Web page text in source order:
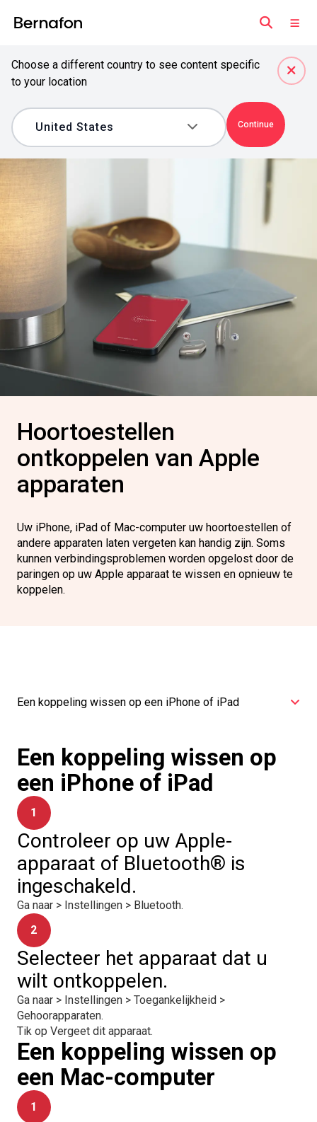
Choose a different country to see content specific
to your location
Continue
Hoortoestellen
ontkoppelen van Apple
apparaten
Uw iPhone, iPad of Mac-computer uw hoortoestellen of
andere apparaten laten vergeten kan handig zijn. Soms
kunnen verbindingsproblemen worden opgelost door de
paringen op uw Apple apparaat te wissen en opnieuw te
koppelen.
Een koppeling wissen op
een iPhone of iPad
1
Controleer op uw Apple-
apparaat of Bluetooth® is
ingeschakeld.
Ga naar > Instellingen > Bluetooth.
2
Selecteer het apparaat dat u
wilt ontkoppelen.
Ga naar > Instellingen > Toegankelijkheid >
Gehoorapparaten.
Tik op Vergeet dit apparaat.
Een koppeling wissen op
een Mac-computer
1
Een koppeling wissen op een iPhone of iPad